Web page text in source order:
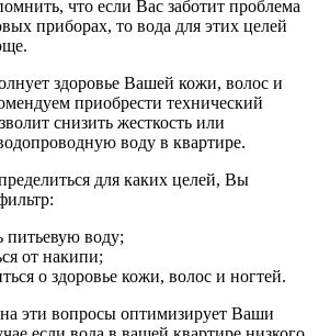
что если Вас заботит проблема
приборах, то вода для этих целей
здоровье Вашей кожи, волос и
приобрести технический
снизить жесткость или
воду в квартире.
для каких целей, Вы
питьевую воду;
от накипи;
о здоровье кожи, волос и ногтей.
эти вопросы оптимизирует Ваши